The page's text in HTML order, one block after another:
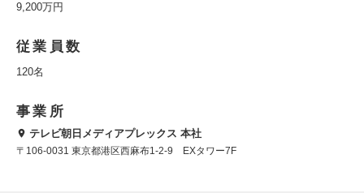
9,200万円
従業員数
120名
事業所
テレビ朝日メディアプレックス 本社
〒106-0031 東京都港区西麻布1-2-9 EXタワー7F